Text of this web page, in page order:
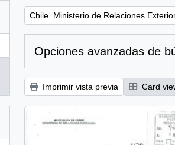
Remove filter:
Chile. Ministerio de Relaciones
Opciones avanzadas de
Imprimir vista previa Card